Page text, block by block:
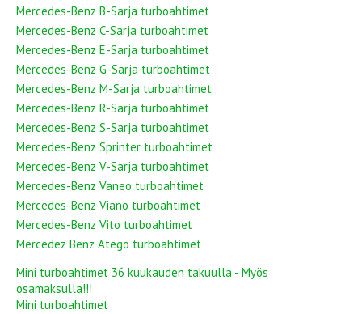
Mercedes-Benz B-Sarja turboahtimet
Mercedes-Benz C-Sarja turboahtimet
Mercedes-Benz E-Sarja turboahtimet
Mercedes-Benz G-Sarja turboahtimet
Mercedes-Benz M-Sarja turboahtimet
Mercedes-Benz R-Sarja turboahtimet
Mercedes-Benz S-Sarja turboahtimet
Mercedes-Benz Sprinter turboahtimet
Mercedes-Benz V-Sarja turboahtimet
Mercedes-Benz Vaneo turboahtimet
Mercedes-Benz Viano turboahtimet
Mercedes-Benz Vito turboahtimet
Mercedez Benz Atego turboahtimet
Mini turboahtimet 36 kuukauden takuulla - Myös
osamaksulla!!!
Mini turboahtimet